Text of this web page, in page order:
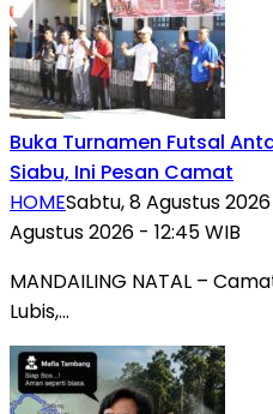
Buka Turnamen Futsal
Siabu, Ini Pesan Camat
HOMESabtu, 8 Agustus
Agustus 2026 - 12:45 WIB
MANDAILING NATAL –
Lubis,…